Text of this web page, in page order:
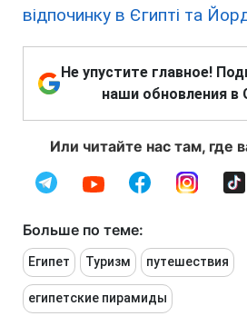
відпочинку в Єгипті та
Не упустите главное!
наши обновления в
Или читайте нас там, где
Больше по теме:
Египет Туризм путешествия
египетские пирамиды